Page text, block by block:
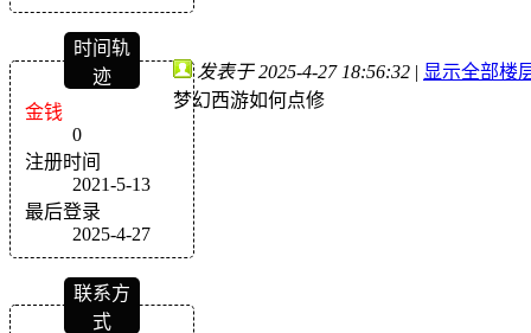
时间轨
迹
金钱
0
注册时间
2021-5-13
最后登录
2025-4-27
联系方
式
发表于 2025-4-27 18:56:32 | 显示全部楼
梦幻西游如何点修